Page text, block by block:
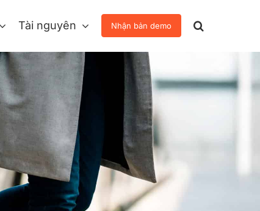
Tài nguyên Nhận bản demo